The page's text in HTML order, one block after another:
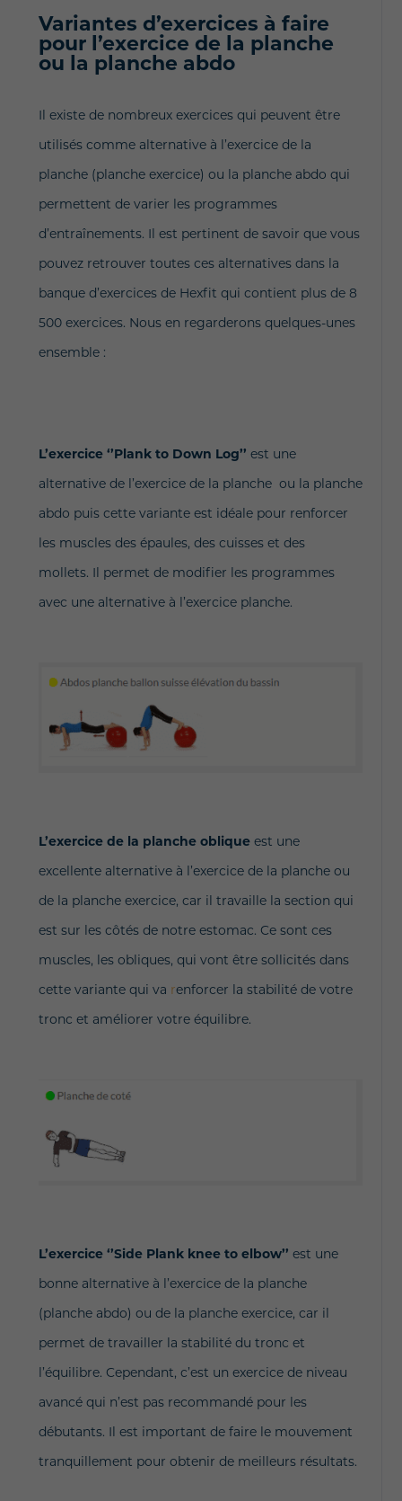
Variantes d’exercices à faire
pour l’exercice de la planche
ou la planche abdo
Il existe de nombreux exercices qui peuvent être
utilisés comme alternative à l’exercice de la
planche (planche exercice) ou la planche abdo qui
permettent de varier les programmes
d’entraînements. Il est pertinent de savoir que vous
pouvez retrouver toutes ces alternatives dans la
banque d’exercices de Hexfit qui contient plus de 8
500 exercices. Nous en regarderons quelques-unes
ensemble :
L’exercice ‘’Plank to Down Log’’ est une
alternative de l’exercice de la planche ou la planche
abdo puis cette variante est idéale pour renforcer
les muscles des épaules, des cuisses et des
mollets. Il permet de modifier les programmes
avec une alternative à l’exercice planche.
L’exercice de la planche oblique est une
excellente alternative à l’exercice de la planche ou
de la planche exercice, car il travaille la section qui
est sur les côtés de notre estomac. Ce sont ces
muscles, les obliques, qui vont être sollicités dans
cette variante qui va renforcer la stabilité de votre
tronc et améliorer votre équilibre.
L’exercice ‘’Side Plank knee to elbow’’ est une
bonne alternative à l’exercice de la planche
(planche abdo) ou de la planche exercice, car il
permet de travailler la stabilité du tronc et
l’équilibre. Cependant, c’est un exercice de niveau
avancé qui n’est pas recommandé pour les
débutants. Il est important de faire le mouvement
tranquillement pour obtenir de meilleurs résultats.